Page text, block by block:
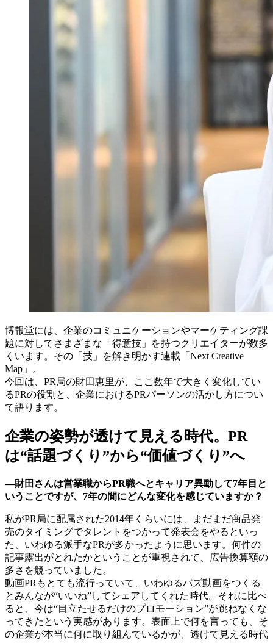
博報堂には、企業のコミュニケーションやマーケティング課
題に対してさまざまな「得意技」を持つクリエイターが数多
くいます。その「技」を解き明かす連載「Next Creative
Map」。
今回は、PR局の財田恵里が、ここ数年で大きく変化してい
るPRの役割と、企業におけるPRパーソンの活かし方につい
て語ります。
企業の姿勢が透けて見える時代。PR
は“話題づくり”から“価値づくり”へ
―財田さんは営業職からPR職へとキャリア異動して7年目と
いうことですが、7年の間にどんな変化を感じていますか？
私がPR局に配属された2014年くらいには、まだまだ商品発
売のタイミングでタレントをつかって発表会をやるといっ
た、いわゆる派手なPRが多かったように思います。何件の
記事露出がとれたかということが重視されて、広告換算額の
多さを競っていました。
動画PRもとても流行っていて、いわゆるバズ動画をつくる
とみんなが“いいね”してシェアしてくれた時代。それに比べ
ると、今は“目立たせるだけのプロモーション”が跳ねなくな
ってきたという実感があります。表面上で何を言っても、そ
の企業が本当に何に取り組んでいるかが、透けて見える時代